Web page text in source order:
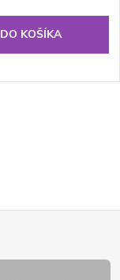
DO KOŠÍKA